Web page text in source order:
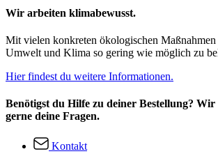
Wir arbeiten klimabewusst.
Mit vielen konkreten ökologischen
Umwelt und Klima so gering wie möglich zu
Hier findest du weitere Informationen.
Benötigst du Hilfe zu deiner Bestellung?
gerne deine Fragen.
Kontakt